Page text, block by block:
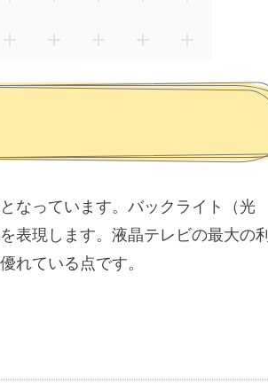
なっています。バックライト（光
表現します。液晶テレビの最大の利
れている点です。